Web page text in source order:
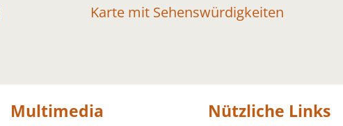
Karte mit Sehenswürdigkeiten
Multimedia Nützliche Links